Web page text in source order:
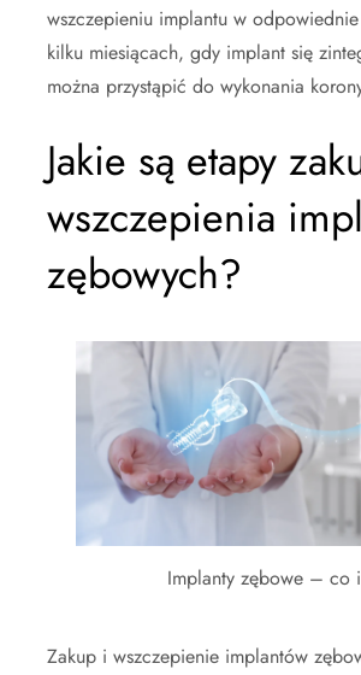
wszczepieniu implantu w
kilku miesiącach, gdy implant się
można przystąpić do wykonania
Jakie są etapy
wszczepienia
zębowych?
Implanty zębowe – co
Zakup i wszczepienie implantów